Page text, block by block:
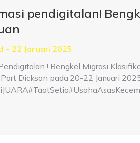
pendigitalan!
22 Januari 2025
! Bengkel Migrasi
Dickson pada 20-22 Januari